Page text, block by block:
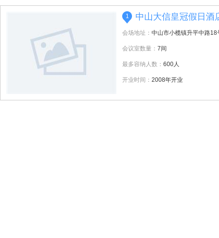
1 中山大信皇冠假日酒
会场地址： 中山市小榄镇升平中路18
会议室数量： 7间
最多容纳人数： 600人
开业时间： 2008年开业